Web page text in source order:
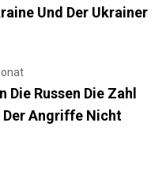
Und Der Ukrainer
Die Russen Die Zahl
Der Angriffe Nicht